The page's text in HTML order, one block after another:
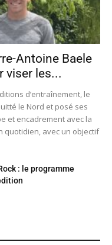
Antoine Baele
viser les...
d’entraînement, le
le Nord et posé ses
et encadrement avec la
quotidien, avec un objectif
: le programme